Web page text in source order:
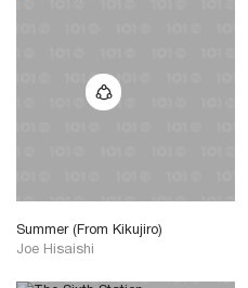
Summer (From Kikujiro)
Joe Hisaishi